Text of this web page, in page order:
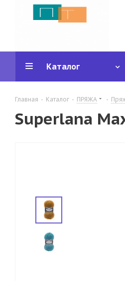
Каталог
Главная - Каталог - ПРЯЖА -
Superlana